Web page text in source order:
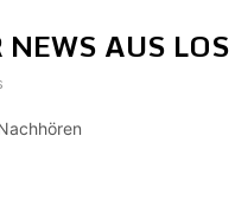
NEWS AUS